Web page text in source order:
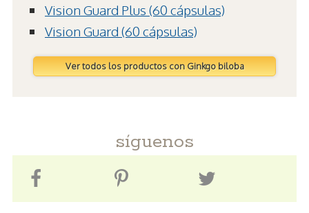
Vision Guard Plus (60 cápsulas)
Vision Guard (60 cápsulas)
Ver todos los productos con Ginkgo biloba
síguenos